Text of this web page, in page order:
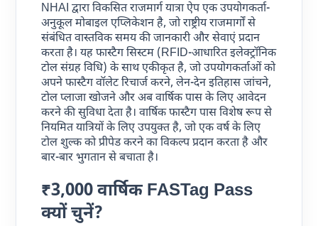
NHAI द्वारा विकसित राजमार्ग यात्रा ऐप एक उपयोगकर्ता-
अनुकूल मोबाइल एप्लिकेशन है, जो राष्ट्रीय राजमार्गों से
संबंधित वास्तविक समय की जानकारी और सेवाएं प्रदान
करता है। यह फास्टैग सिस्टम (RFID-आधारित इलेक्ट्रॉनिक
टोल संग्रह विधि) के साथ एकीकृत है, जो उपयोगकर्ताओं को
अपने फास्टैग वॉलेट रिचार्ज करने, लेन-देन इतिहास जांचने,
टोल प्लाजा खोजने और अब वार्षिक पास के लिए आवेदन
करने की सुविधा देता है। वार्षिक फास्टैग पास विशेष रूप से
नियमित यात्रियों के लिए उपयुक्त है, जो एक वर्ष के लिए
टोल शुल्क को प्रीपेड करने का विकल्प प्रदान करता है और
बार-बार भुगतान से बचाता है।
₹3,000 वार्षिक FASTag Pass
क्यों चुनें?